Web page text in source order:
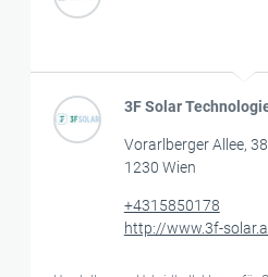
3F Solar
Vorarlberger Allee, 38
1230 Wien
+4315850178
http://www.3f-